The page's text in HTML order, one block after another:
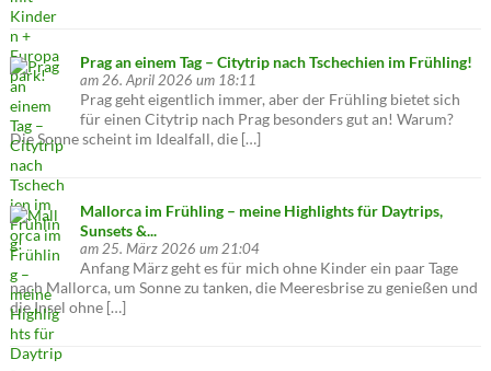
Prag an einem Tag – Citytrip nach Tschechien im Frühling!
am 26. April 2026 um 18:11
Prag geht eigentlich immer, aber der Frühling bietet sich
für einen Citytrip nach Prag besonders gut an! Warum?
Die Sonne scheint im Idealfall, die […]
Mallorca im Frühling – meine Highlights für Daytrips,
Sunsets &...
am 25. März 2026 um 21:04
Anfang März geht es für mich ohne Kinder ein paar Tage
nach Mallorca, um Sonne zu tanken, die Meeresbrise zu genießen und
die Insel ohne […]